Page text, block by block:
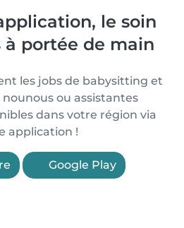
le soin
à portée de main
les jobs de babysitting et
ou assistantes
dans votre région via
application !
Google Play